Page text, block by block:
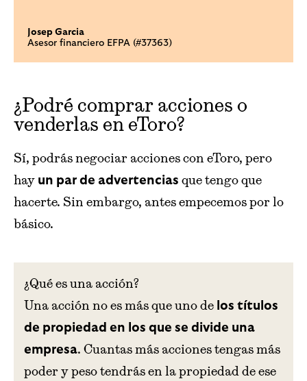
Josep Garcia
Asesor financiero EFPA (#37363)
¿Podré comprar acciones o
venderlas en eToro?
Sí, podrás negociar acciones con eToro, pero
hay un par de advertencias que tengo que
hacerte. Sin embargo, antes empecemos por lo
básico.
¿Qué es una acción?
Una acción no es más que uno de los títulos
de propiedad en los que se divide una
empresa. Cuantas más acciones tengas más
poder y peso tendrás en la propiedad de ese